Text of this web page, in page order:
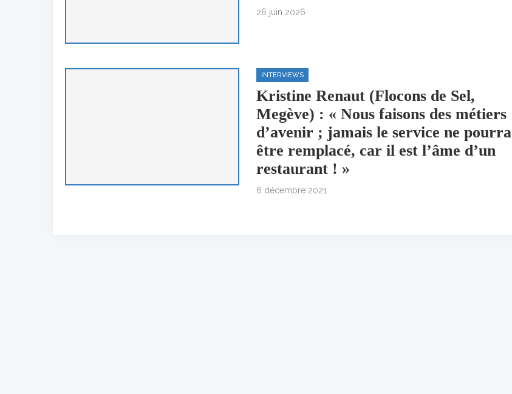
26 juin 2026
INTERVIEWS
Kristine Renaut (Flocons de Sel,
Megève) : « Nous faisons des métiers
d’avenir ; jamais le service ne pourra
être remplacé, car il est l’âme d’un
restaurant ! »
6 décembre 2021